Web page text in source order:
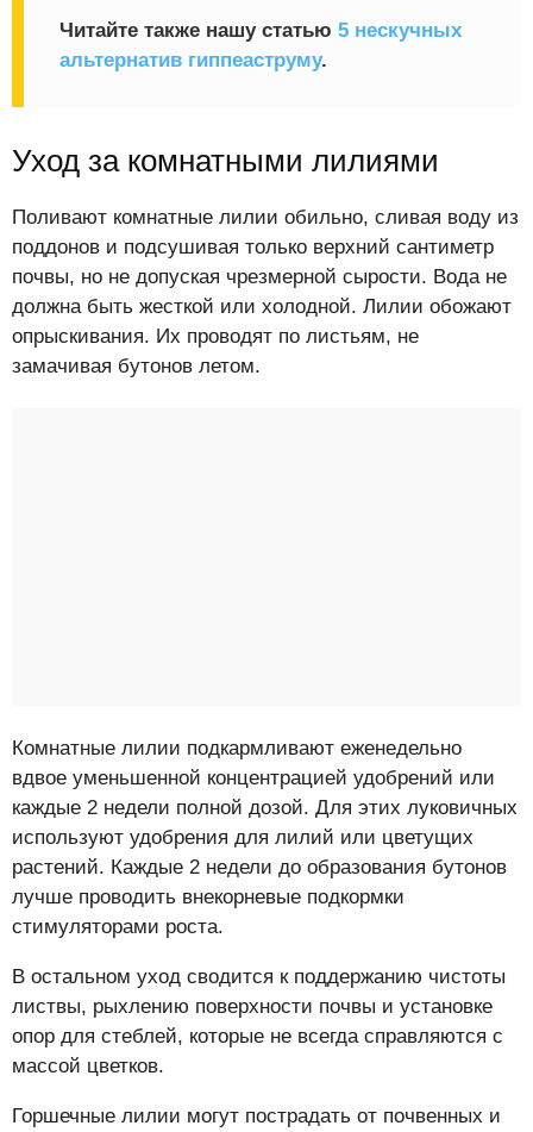
Читайте также нашу статью 5 нескучных
альтернатив гиппеаструму.
Уход за комнатными лилиями
Поливают комнатные лилии обильно, сливая воду из
поддонов и подсушивая только верхний сантиметр
почвы, но не допуская чрезмерной сырости. Вода не
должна быть жесткой или холодной. Лилии обожают
опрыскивания. Их проводят по листьям, не
замачивая бутонов летом.
Комнатные лилии подкармливают еженедельно
вдвое уменьшенной концентрацией удобрений или
каждые 2 недели полной дозой. Для этих луковичных
используют удобрения для лилий или цветущих
растений. Каждые 2 недели до образования бутонов
лучше проводить внекорневые подкормки
стимуляторами роста.
В остальном уход сводится к поддержанию чистоты
листвы, рыхлению поверхности почвы и установке
опор для стеблей, которые не всегда справляются с
массой цветков.
Горшечные лилии могут пострадать от почвенных и